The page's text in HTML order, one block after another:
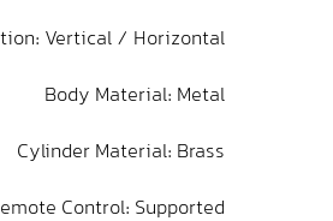
Vertical / Horizontal
Body Material: Metal
Cylinder Material: Brass
Control: Supported